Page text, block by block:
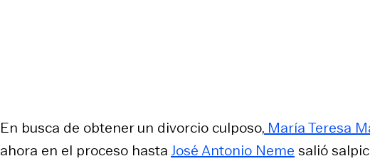
En busca de obtener un divorcio culposo, María Teresa
ahora en el proceso hasta José Antonio Neme salió